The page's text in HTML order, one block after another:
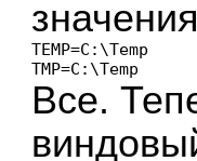
TEMP=C:\Temp
TMP=C:\Temp
Все.